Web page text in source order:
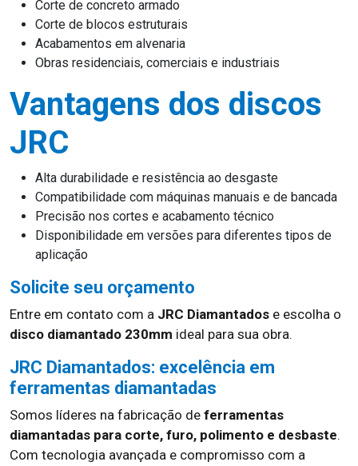
Corte de concreto armado
Corte de blocos estruturais
Acabamentos em alvenaria
Obras residenciais, comerciais e industriais
Vantagens dos discos
JRC
Alta durabilidade e resistência ao desgaste
Compatibilidade com máquinas manuais e de bancada
Precisão nos cortes e acabamento técnico
Disponibilidade em versões para diferentes tipos de
aplicação
Solicite seu orçamento
Entre em contato com a JRC Diamantados e escolha o
disco diamantado 230mm ideal para sua obra.
JRC Diamantados: excelência em
ferramentas diamantadas
Somos líderes na fabricação de ferramentas
diamantadas para corte, furo, polimento e desbaste.
Com tecnologia avançada e compromisso com a